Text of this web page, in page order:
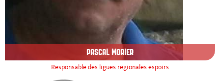
PASCAL MORIER
Responsable des ligues régionales espoirs